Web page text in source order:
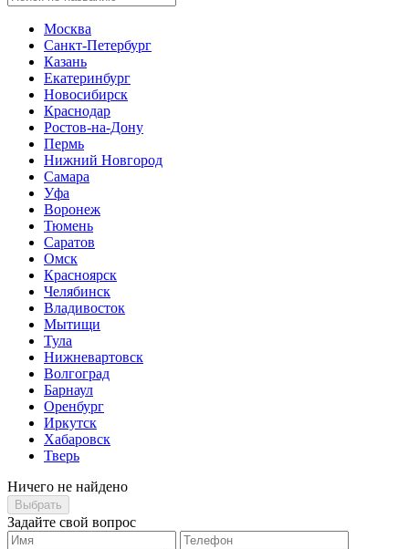
Москва
Санкт-Петербург
Казань
Екатеринбург
Новосибирск
Краснодар
Ростов-на-Дону
Пермь
Нижний Новгород
Самара
Уфа
Воронеж
Тюмень
Саратов
Омск
Красноярск
Челябинск
Владивосток
Мытищи
Тула
Нижневартовск
Волгоград
Барнаул
Оренбург
Иркутск
Хабаровск
Тверь
Ничего не найдено
Выбрать
Задайте свой вопрос